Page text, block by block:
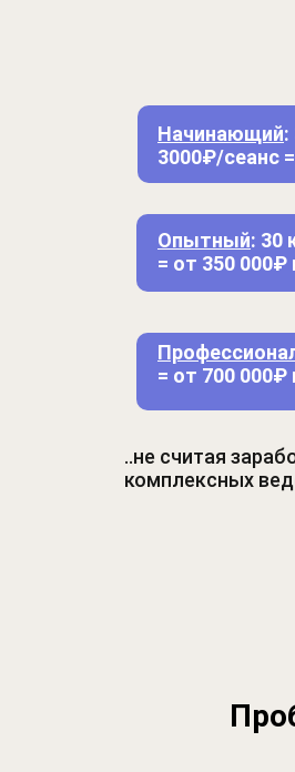
Начинающий:
3000₽/сеанс =
..не считая
комплексных
= от 700 000₽
Опытный: 30
= от 350 000₽